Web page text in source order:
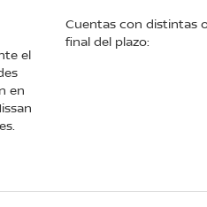
el
en
Cuentas con distintas
final del plazo: